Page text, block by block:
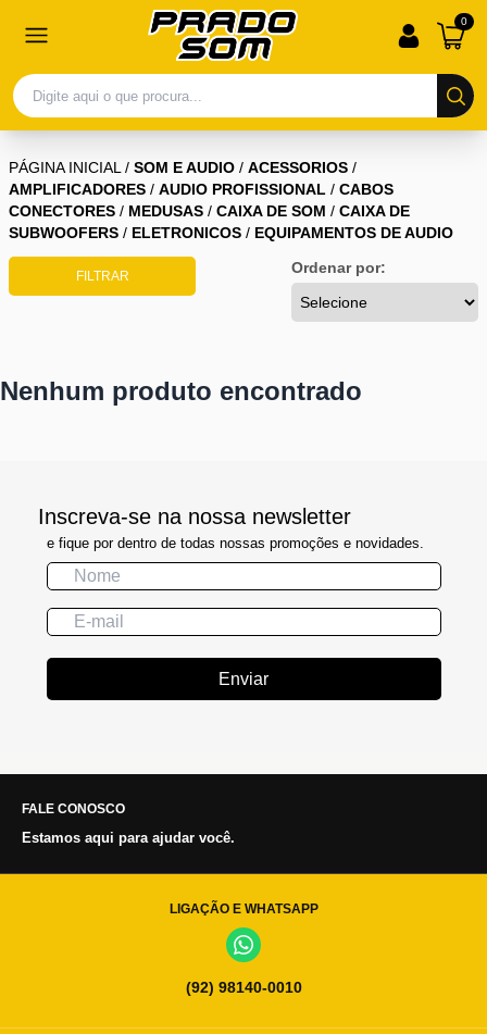
0
PÁGINA INICIAL/ SOM E AUDIO / ACESSORIOS /
AMPLIFICADORES / AUDIO PROFISSIONAL / CABOS
CONECTORES / MEDUSAS / CAIXA DE SOM / CAIXA DE
SUBWOOFERS / ELETRONICOS / EQUIPAMENTOS DE AUDIO
FILTRAR Ordenar por:
Nenhum produto encontrado
Inscreva-se na nossa newsletter
e fique por dentro de todas nossas promoções e novidades.
Enviar
FALE CONOSCO
Estamos aqui para ajudar você.
LIGAÇÃO E WHATSAPP
(92) 98140-0010